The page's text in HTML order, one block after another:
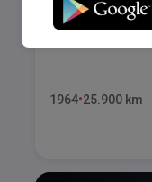
1964 25.900 km